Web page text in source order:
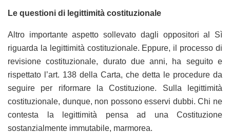
Le questioni di legittimità costituzionale
Altro importante aspetto sollevato dagli oppositori al Sì
riguarda la legittimità costituzionale. Eppure, il processo di
revisione costituzionale, durato due anni, ha seguito e
rispettato l’art. 138 della Carta, che detta le procedure da
seguire per riformare la Costituzione. Sulla legittimità
costituzionale, dunque, non possono esservi dubbi. Chi ne
contesta la legittimità pensa ad una Costituzione
sostanzialmente immutabile, marmorea.